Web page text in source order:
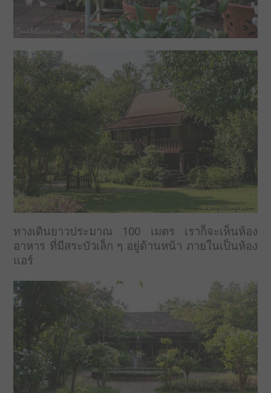
ทางเดินยาวประมาณ 100 เมตร เราก็จะเห็นห้อง
อาหาร ที่มีสระบัวเล็ก ๆ อยู่ด้านหน้า ภายในเป็นห้อง
แอร์